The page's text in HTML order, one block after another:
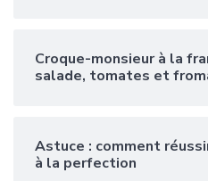
Croque-monsieur à la
salade, tomates et
Astuce : comment
à la perfection